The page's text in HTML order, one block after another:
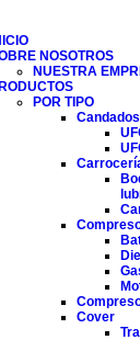
NOSOTROS
NUESTRA
POR TIPO
Cover